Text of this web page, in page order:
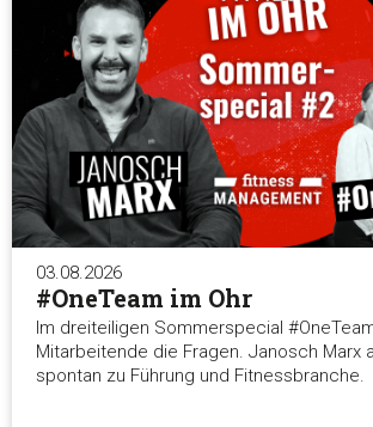
03.08.2026
#OneTeam im Ohr
Im dreiteiligen Sommerspecial
Mitarbeitende die Fragen. Janosch Marx
spontan zu Führung und Fitnessbranche.